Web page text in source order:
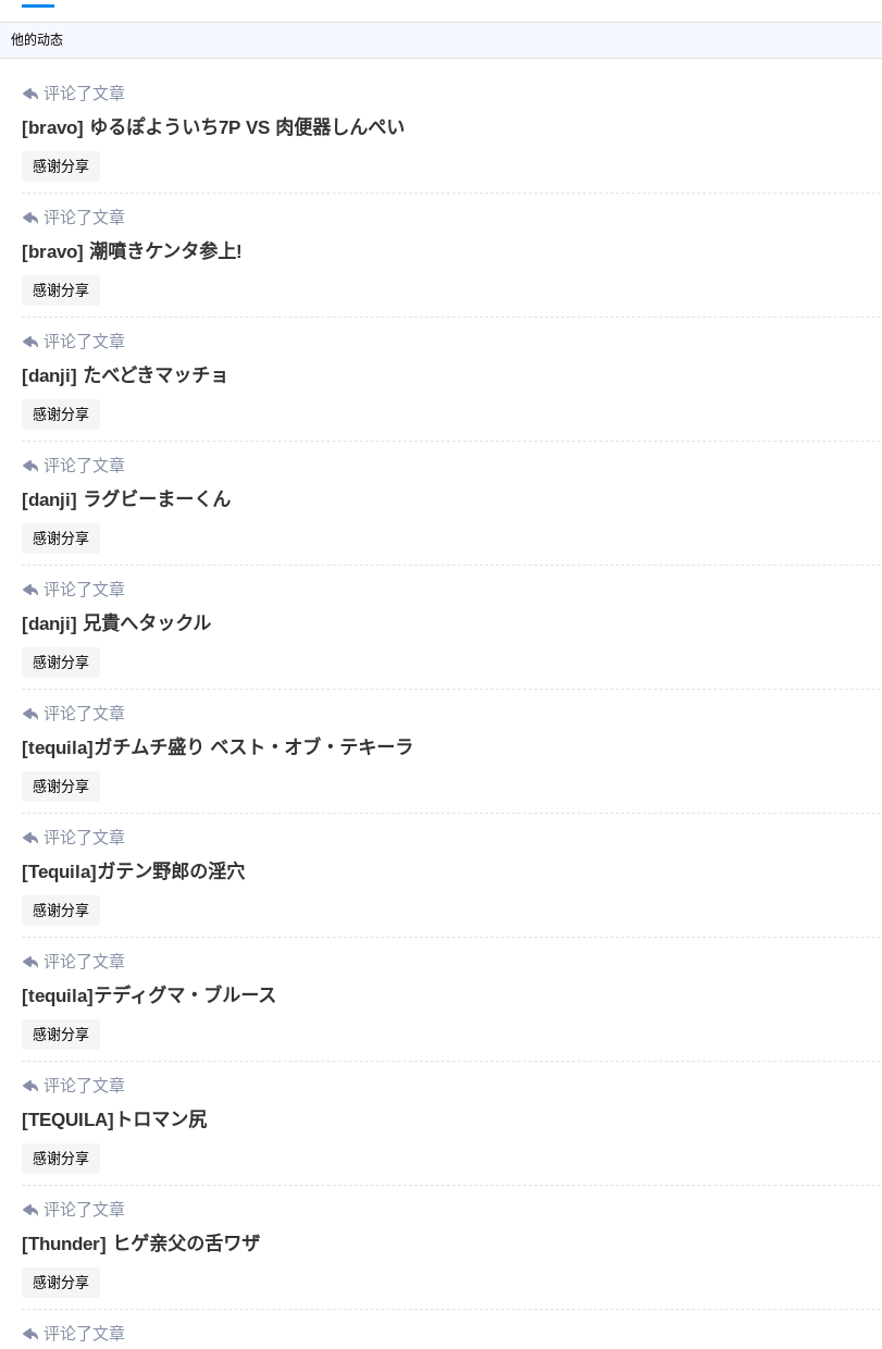
他的动态
评论了文章
[bravo] ゆるぽよういち7P VS 肉便器しんぺい
感谢分享
评论了文章
[bravo] 潮噴きケンタ参上!
感谢分享
评论了文章
[danji] たべどきマッチョ
感谢分享
评论了文章
[danji] ラグビーまーくん
感谢分享
评论了文章
[danji] 兄貴へタックル
感谢分享
评论了文章
[tequila]ガチムチ盛り ベスト・オブ・テキーラ
感谢分享
评论了文章
[Tequila]ガテン野郎の淫穴
感谢分享
评论了文章
[tequila]テディグマ・ブルース
感谢分享
评论了文章
[TEQUILA]トロマン尻
感谢分享
评论了文章
[Thunder] ヒゲ亲父の舌ワザ
感谢分享
评论了文章